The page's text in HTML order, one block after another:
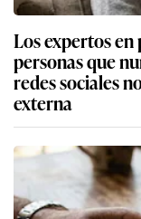
Los expertos
personas que
redes sociales
externa